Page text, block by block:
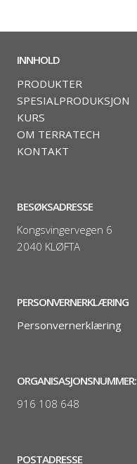
INNHOLD
PRODUKTER
SPESIALPRODUKSJON
KURS
OM TERRATECH
KONTAKT
BESØKSADRESSE
Kongsvingervegen 6
2040 KLØFTA
PERSONVERNERKLÆRING
Personvernerklæring
ORGANISASJONSNUMMER:
916 108 648
POSTADRESSE